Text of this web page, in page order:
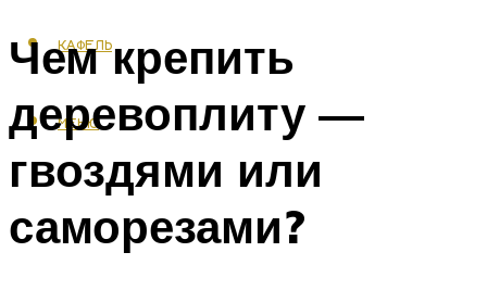
КАФЕЛЬ
МЕНЮ
Чем крепить
деревоплиту —
гвоздями или
саморезами?